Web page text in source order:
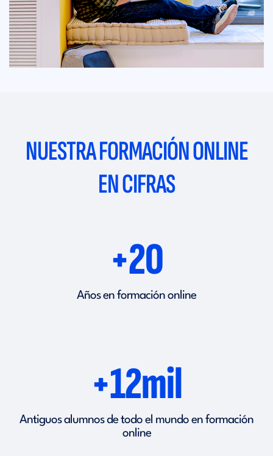
NUESTRA FORMACIÓN ONLINE
EN CIFRAS
+20
Años en formación online
+12mil
Antiguos alumnos de todo el mundo en formación
online